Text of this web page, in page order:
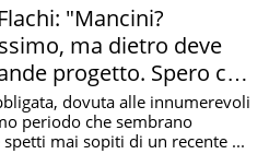
"Mancini?
ma dietro deve
progetto. Spero che
facciano la
dovuta alle innumerevoli
periodo che sembrano
mai sopiti di un recente ...